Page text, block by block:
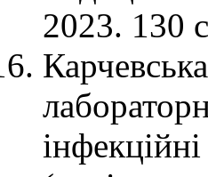
2023. 130